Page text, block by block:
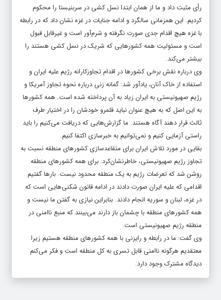
رأی مثبت داد و ما از همان ابتدا نسل کشی در سربنیستا را محکوم
کردیم. این همزمانی سالگرد و ادامه جنایات در غزه نشان داد که در رابطه
با غزه هیچ اقدام جدی صورت نگرفته و شرم‌آور است و غیرقابل قبول
است و مسئولیت همه کشورهایی که شریک در نسل کشی هستند را
بیشتر می‌کند.
وی درباره نقش برخی کشورها در اقدام تجاوزکارانه رژیم علیه ایران و
استفاده از خاک آنان، یادآور شد: گمانه زنی درباره نحوه تجاوز آمریکا و
رژیم صهیونیستی به ایران زیاد به آن پرداخته شده است. همه کشورها
به این اصل که به هیچ عنوان نباید قلمرو خودشان را در اختیار طرف
ثالث قرار دهند آگاه هستند. ما گزارش‌هایی که دریافت می‌کنیم را باید
راستی آزمایی کنیم و نمی‌توانیم به خبرسازی اکتفا کنیم.
بقایی در مورد تلاش ایران برای متقاعدسازی کشورهای منطقه نسبت به
تجاوز رژیم صهیونیستی، خاطرنشان‌کرد: برای همه کشورهای منطقه
روشن شد که تعرضات رژیم به یک منطقه محدود نیست. بارها گفتیم
اقدامی که علیه ایران صورت دادند در ادامه قانون شکنی‌هایی است که
در غزه، لبنان و سوریه انجام دادند. بنابراین نیازی به گفتن ما نیست و
همه کشورهای منطقه با چشمان باز دارند می‌بینند که منبع ناامنی در
منطقه رژیم صهیونیستی است.
وی گفت: ما در رابطه و رایزنی با همه کشورهای منطقه هستیم زیرا
معتقدیم هرگونه ناامنی قابل تسری به کل منطقه است و فکر می‌کنم
دیدگاه مشترک وجود دارد.